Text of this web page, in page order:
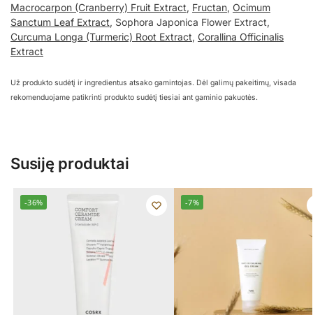
Macrocarpon (Cranberry) Fruit Extract, Fructan, Ocimum
Sanctum Leaf Extract, Sophora Japonica Flower Extract,
Curcuma Longa (Turmeric) Root Extract, Corallina Officinalis
Extract
Už produkto sudėtį ir ingredientus atsako gamintojas. Dėl galimų pakeitimų, visada
rekomenduojame patikrinti produkto sudėtį tiesiai ant gaminio pakuotės.
Susiję produktai
-36% -7%